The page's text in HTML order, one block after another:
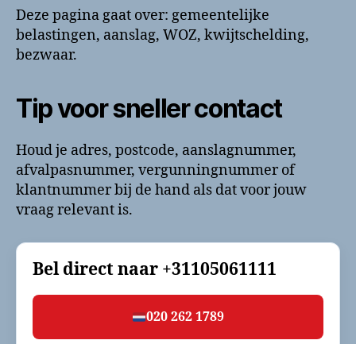
Deze pagina gaat over: gemeentelijke
belastingen, aanslag, WOZ, kwijtschelding,
bezwaar.
Tip voor sneller contact
Houd je adres, postcode, aanslagnummer,
afvalpasnummer, vergunningnummer of
klantnummer bij de hand als dat voor jouw
vraag relevant is.
Bel direct naar +31105061111
020 262 1789